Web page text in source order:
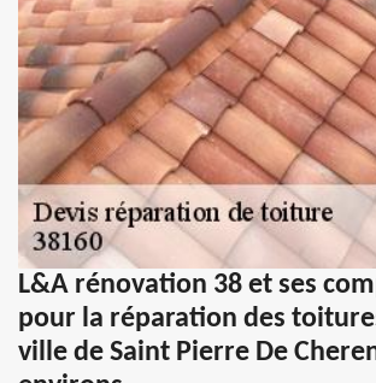
L&A rénovation 38 et ses
pour la réparation des
ville de Saint Pierre De